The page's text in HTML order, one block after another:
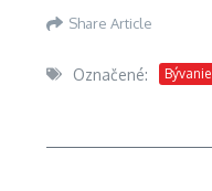
Share Article
Označené: Bývanie